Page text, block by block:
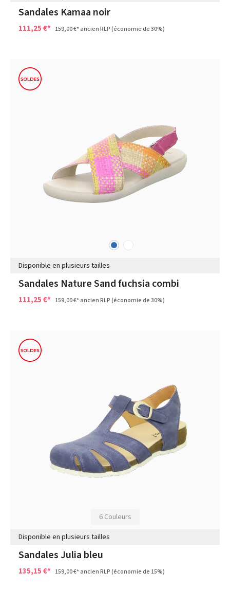
Sandales Kamaa noir
111,25 €* 159,00 €*ancien RLP(économie de 30%)
bleu
Disponible en plusieurs tailles
Sandales Nature Sand fuchsia combi
111,25 €* 159,00 €*ancien RLP(économie de 30%)
6 Couleurs
Disponible en plusieurs tailles
Sandales Julia bleu
135,15 €* 159,00 €*ancien RLP(économie de 15%)